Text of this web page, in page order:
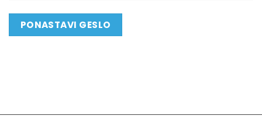
PONASTAVI GESLO